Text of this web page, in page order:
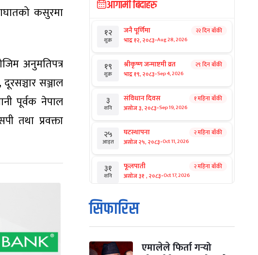
कसुरमा
अनुमतिपत्र
सञ्जाल
पूर्वक नेपाल
तथा प्रवक्ता
आगामी बिदाहरु
१२
शुक्र
जनै पूर्णिमा
भाद्र १२, २०८३-Aug 28, 2026
२२ दिन बाँकी
१९
शुक्र
श्रीकृष्ण जन्माष्टमी व्रत
भाद्र १९, २०८३-Sep 4, 2026
२९ दिन बाँकी
३
शनि
संविधान दिवस
असोज ३, २०८३-Sep 19, 2026
१ महिना बाँकी
२५
आइत
घटस्थापना
असोज २५, २०८३-Oct 11, 2026
२ महिना बाँकी
३१
शनि
फूलपाती
असोज ३१ , २०८३-Oct 17, 2026
२ महिना बाँकी
१
आइत
कार्तिक सङ्क्रान्ति
कार्तिक १, २०८३
मंगल कार्तिक ३, २०८३-Oct 20, 2026
सिफारिस
एमालेले फिर्ता गर्‍यो